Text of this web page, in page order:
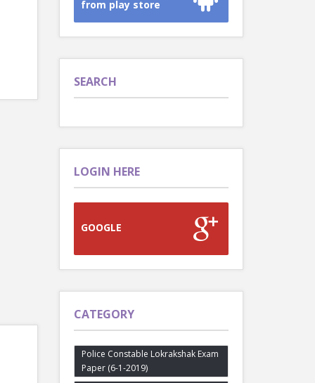
from play store
SEARCH
LOGIN HERE
GOOGLE
CATEGORY
Police Constable Lokrakshak Exam
Paper (6-1-2019)